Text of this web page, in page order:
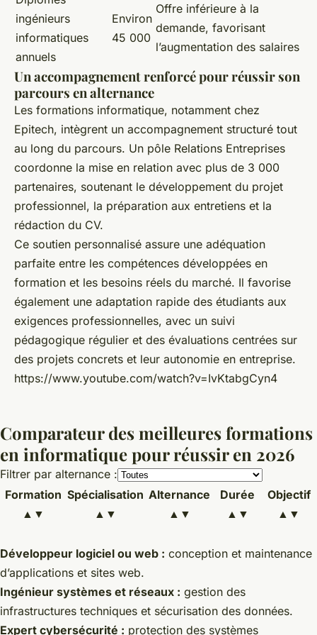
ingénieurs
informatiques
annuels
Environ
45 000
Offre inférieure à la
demande, favorisant
l’augmentation des salaires
Un accompagnement renforcé pour réussir son
parcours en alternance
Les formations informatique, notamment chez
Epitech, intègrent un accompagnement structuré tout
au long du parcours. Un pôle Relations Entreprises
coordonne la mise en relation avec plus de 3 000
partenaires, soutenant le développement du projet
professionnel, la préparation aux entretiens et la
rédaction du CV.
Ce soutien personnalisé assure une adéquation
parfaite entre les compétences développées en
formation et les besoins réels du marché. Il favorise
également une adaptation rapide des étudiants aux
exigences professionnelles, avec un suivi
pédagogique régulier et des évaluations centrées sur
des projets concrets et leur autonomie en entreprise.
https://www.youtube.com/watch?v=IvKtabgCyn4
Comparateur des meilleures formations
en informatique pour réussir en 2026
Filtrer par alternance :
Formation
▲▼
Spécialisation
▲▼
Alternance
▲▼
Durée
▲▼
Objectif
▲▼
Développeur logiciel ou web : conception et maintenance
d’applications et sites web.
Ingénieur systèmes et réseaux : gestion des
infrastructures techniques et sécurisation des données.
Expert cybersécurité : protection des systèmes